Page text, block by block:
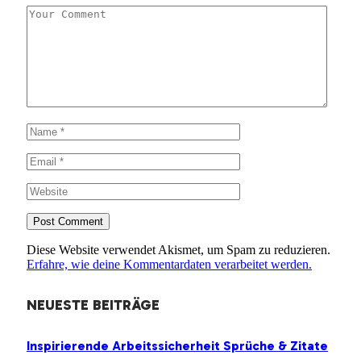
Diese Website verwendet Akismet, um Spam zu reduzieren.
Erfahre, wie deine Kommentardaten verarbeitet werden.
NEUESTE BEITRÄGE
Inspirierende Arbeitssicherheit Sprüche & Zitate